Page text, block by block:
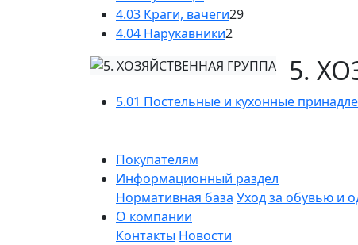
4.03 Краги, вачеги29
4.04 Нарукавники2
5.
5.01 Постельные и кухонные
Покупателям
Информационный раздел
Нормативная база Уход за обувью и
О компании
Контакты Новости